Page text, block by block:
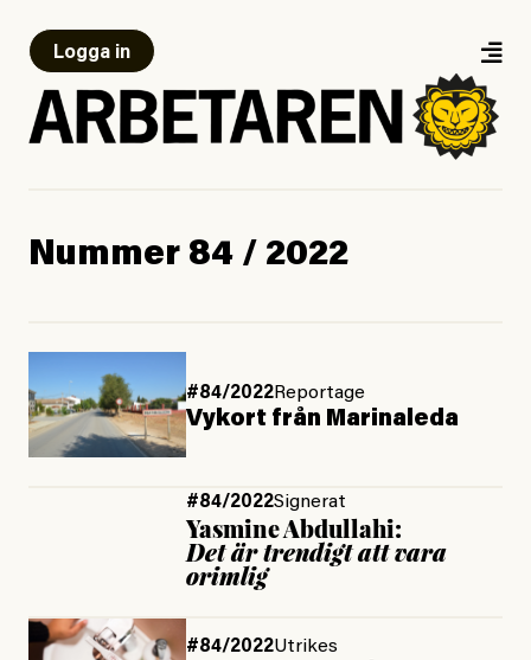
Logga in
Nummer 84 / 2022
#84/2022Reportage
Vykort från Marinaleda
#84/2022Signerat
Yasmine Abdullahi:
Det är trendigt att vara
orimlig
#84/2022Utrikes